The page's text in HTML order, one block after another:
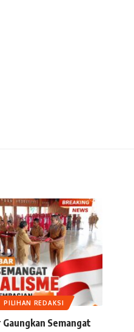
PILIHAN REDAKSI
Semangat